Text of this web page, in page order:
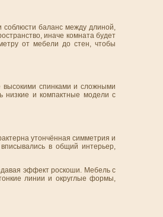
баланс между длиной,
иначе комната будет
от мебели до стен, чтобы
высокими спинками и сложными
низкие и компактные модели с
утончённая симметрия и
в общий интерьер,
эффект роскоши. Мебель с
линии и округлые формы,